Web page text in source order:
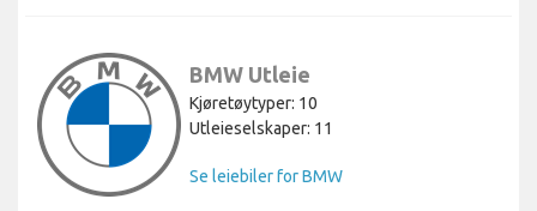
BMW Utleie
Kjøretøytyper: 10
Utleieselskaper: 11
Se leiebiler for BMW